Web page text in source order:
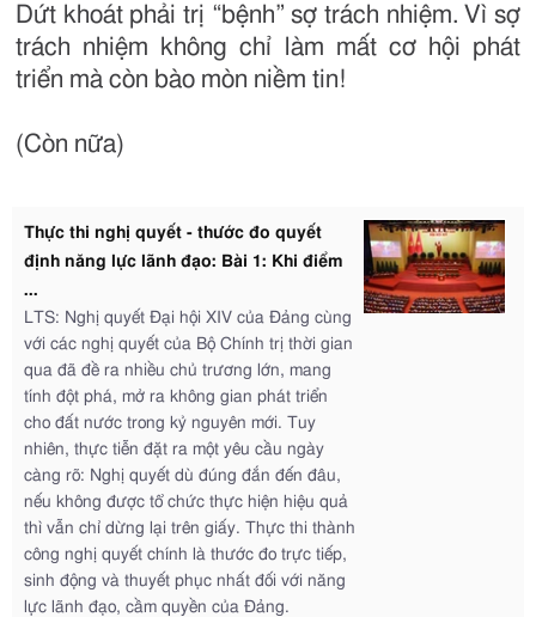
Dứt khoát phải trị “bệnh” sợ trách nhiệm. Vì sợ
trách nhiệm không chỉ làm mất cơ hội phát
triển mà còn bào mòn niềm tin!
(Còn nữa)
Thực thi nghị quyết - thước đo quyết
định năng lực lãnh đạo: Bài 1: Khi điểm
...
LTS: Nghị quyết Đại hội XIV của Đảng cùng
với các nghị quyết của Bộ Chính trị thời gian
qua đã đề ra nhiều chủ trương lớn, mang
tính đột phá, mở ra không gian phát triển
cho đất nước trong kỷ nguyên mới. Tuy
nhiên, thực tiễn đặt ra một yêu cầu ngày
càng rõ: Nghị quyết dù đúng đắn đến đâu,
nếu không được tổ chức thực hiện hiệu quả
thì vẫn chỉ dừng lại trên giấy. Thực thi thành
công nghị quyết chính là thước đo trực tiếp,
sinh động và thuyết phục nhất đối với năng
lực lãnh đạo, cầm quyền của Đảng.